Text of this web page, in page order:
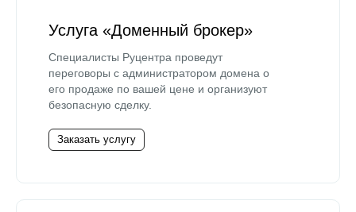
Услуга «Доменный брокер»
Специалисты Руцентра проведут
переговоры с администратором домена о
его продаже по вашей цене и организуют
безопасную сделку.
Заказать услугу